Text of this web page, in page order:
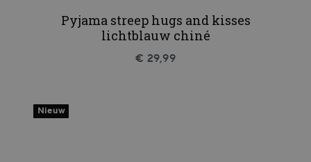
Pyjama streep hugs and kisses
lichtblauw chiné
€ 29,99
Nieuw